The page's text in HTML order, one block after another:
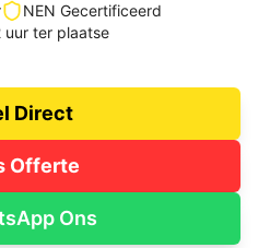
NEN Gecertificeerd
uur ter plaatse
Direct
Offerte
Ons